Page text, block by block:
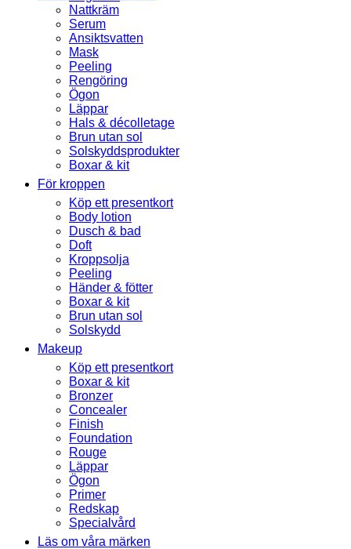
Nattkräm
Serum
Ansiktsvatten
Mask
Peeling
Rengöring
Ögon
Läppar
Hals & décolletage
Brun utan sol
Solskyddsprodukter
Boxar & kit
För kroppen
Köp ett presentkort
Body lotion
Dusch & bad
Doft
Kroppsolja
Peeling
Händer & fötter
Boxar & kit
Brun utan sol
Solskydd
Makeup
Köp ett presentkort
Boxar & kit
Bronzer
Concealer
Finish
Foundation
Rouge
Läppar
Ögon
Primer
Redskap
Specialvård
Läs om våra märken